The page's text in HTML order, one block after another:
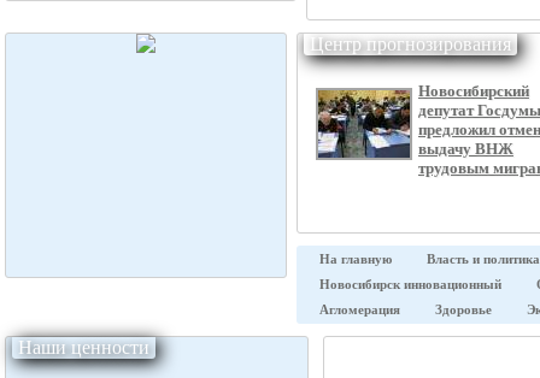
Центр прогнозирования
Новосибирский
депутат Госдумы
предложил
выдачу ВНЖ
трудовым
На главную
Власть и политика
Новосибирск инновационный
Агломерация
Здоровье
Наши ценности